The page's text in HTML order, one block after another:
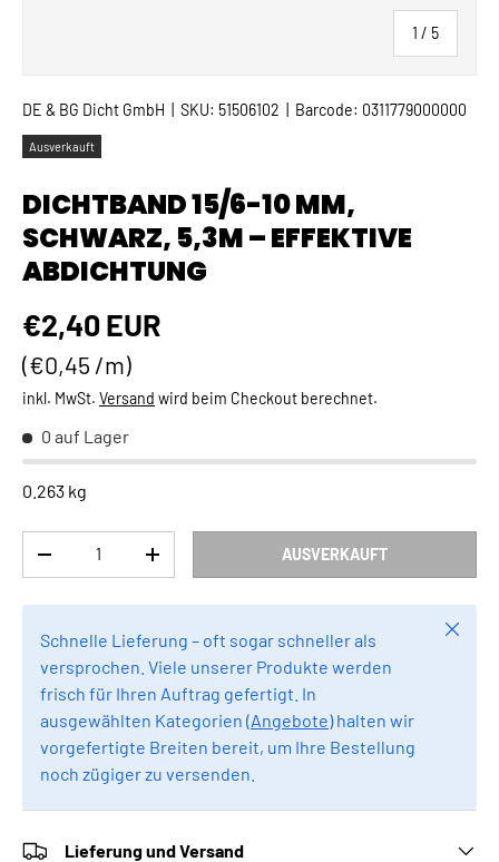
1 / von
5
DE & BG Dicht GmbH SKU: 51506102 Barcode: 0311779000000
Ausverkauft
DICHTBAND 15/6-10 MM,
SCHWARZ, 5,3M – EFFEKTIVE
ABDICHTUNG
Normaler Preis
€2,40 EUR
Grundpreis
€0,45 /m
inkl. MwSt. Versand wird beim Checkout berechnet.
0 auf Lager
0.263 kg
MENGE VERRINGERNMENGE ERHÖHEN AUSVERKAUFT
Schnelle Lieferung – oft sogar schneller als
versprochen. Viele unserer Produkte werden
frisch für Ihren Auftrag gefertigt. In
ausgewählten Kategorien (Angebote) halten wir
vorgefertigte Breiten bereit, um Ihre Bestellung
noch zügiger zu versenden.
Lieferung und Versand